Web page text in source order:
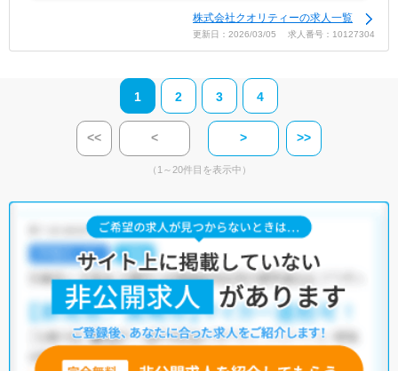
株式会社クオリティーの求人一覧
更新日：2026/03/05 求人番号：10127304
1 2 3 4
<< < > >>
（1～20件目を表示中）